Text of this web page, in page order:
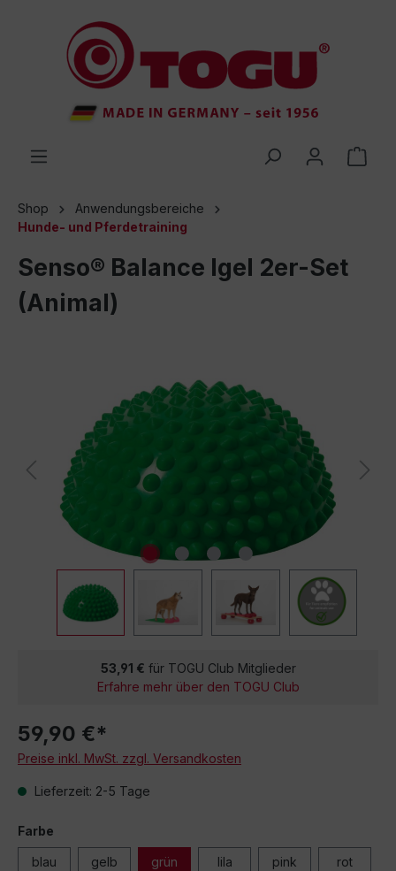
springen
Shop
Anwendungsbereiche
Hunde- und Pferdetraining
Senso® Balance Igel 2er-Set
(Animal)
53,91 € für TOGU Club Mitglieder
Erfahre mehr über den TOGU Club
59,90 €*
Preise inkl. MwSt. zzgl. Versandkosten
Lieferzeit: 2-5 Tage
Farbe
blau gelb grün lila pink rot